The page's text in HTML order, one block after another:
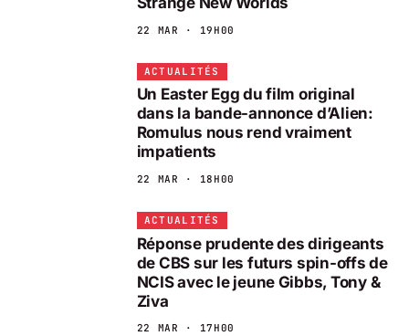
22 MAR · 19H00
ACTUALITÉS
Un Easter Egg du film original
dans la bande-annonce d’Alien:
Romulus nous rend vraiment
impatients
22 MAR · 18H00
ACTUALITÉS
Réponse prudente des dirigeants
de CBS sur les futurs spin-offs de
NCIS avec le jeune Gibbs, Tony &
Ziva
22 MAR · 17H00